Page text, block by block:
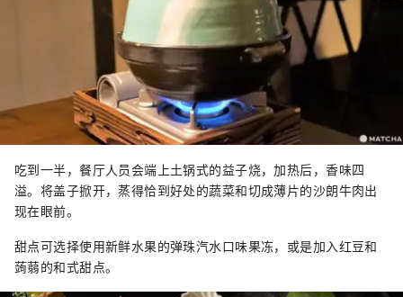
吃到一半，餐厅人员会端上土锅式的益子烧，加热后，香味四
溢。将盖子掀开，蒸得恰到好处的蔬菜和切成薄片的沙朗牛肉出
现在眼前。
甜点可选择使用新鲜水果的弹珠汽水口味果冻，或是加入红豆和
蒟蒻的和式甜点。